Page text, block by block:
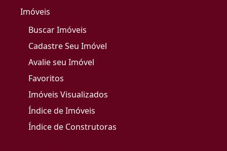
Imóveis
Buscar Imóveis
Cadastre Seu Imóvel
Avalie seu Imóvel
Favoritos
Imóveis Visualizados
Índice de Imóveis
Índice de Construtoras